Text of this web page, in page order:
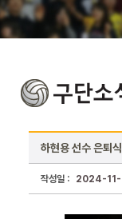
하현용 선수 은퇴식
작성일 : 2024-11-